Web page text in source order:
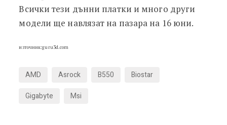
Всички тези дънни платки и много други
модели ще навлязат на пазара на 16 юни.
източник:guru3d.com
AMD Asrock B550
Biostar
Gigabyte
Msi